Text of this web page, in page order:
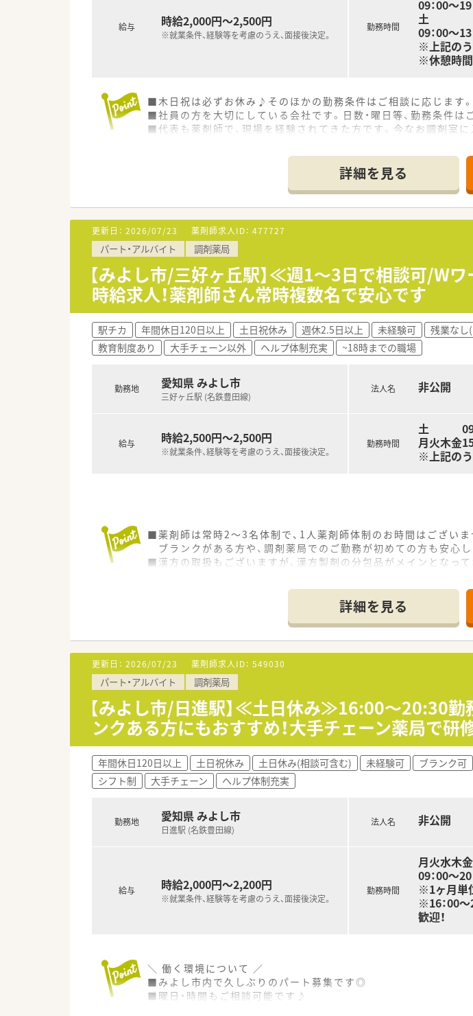
給与 時給2,000円～2,500円
※就業条件、経験等を考慮のうえ、面接後決定。
勤務時間
09：00～19
土
09：00～13
※上記の
※休憩時
■木日祝は必ずお休み♪そのほかの勤務条件はご相談に応じます。
■社員の方を大切にしている会社です。日数・曜日等、勤務条件は
■代表も薬剤師で、現場を経験されてきた方です。今なお調剤室に
詳細を見る
更新日： 2026/07/23 薬剤師求人ID： 477727
パート・アルバイト 調剤薬局
【みよし市/三好ヶ丘駅】≪週1～3日で相談可/
時給求人！薬剤師さん常時複数名で安心です
駅チカ 年間休日120日以上 土日祝休み 週休2.5日以上 未経験可 残業なし
教育制度あり
大手チェーン以外 ヘルプ体制充実 ~18時までの職場
勤務地 愛知県 みよし市
三好ヶ丘駅 (名鉄豊田線)
給与 時給2,500円～2,500円
※就業条件、経験等を考慮のうえ、面接後決定。
法人名 非公開
勤務時間
土 09:00
月火木金
※上記の
■薬剤師は常時2～3名体制で、1人薬剤師体制のお時間はございま
ブランクがある方や、調剤薬局でのご勤務が初めての方も安心
■漢方の取扱もございますが、漢方製剤の分包品がメインとなって
■電子薬歴・監査システム・軟膏練り機も導入しています。
■温和な管理薬剤師さんのもと、一緒に頑張っていただける方から
詳細を見る
更新日： 2026/07/23 薬剤師求人ID： 549030
パート・アルバイト 調剤薬局
【みよし市/日進駅】≪土日休み≫16:00～20:30勤
ンクある方にもおすすめ！大手チェーン薬局で
年間休日120日以上 土日祝休み 土日休み(相談可含む) 未経験可 ブランク可
シフト制
大手チェーン ヘルプ体制充実
勤務地 愛知県 みよし市
日進駅 (名鉄豊田線)
給与 時給2,000円～2,200円
※就業条件、経験等を考慮のうえ、面接後決定。
法人名 非公開
勤務時間
月火水木金
09：00～20
※1ヶ月単
※16：00
歓迎！
＼ 働く環境について ／
■みよし市内で久しぶりのパート募集です◎
■曜日・時間もご相談可能です♪